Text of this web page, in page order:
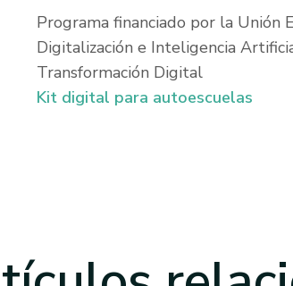
Programa financiado por la Unión
Digitalización e Inteligencia
Transformación Digital
Kit digital para autoescuelas